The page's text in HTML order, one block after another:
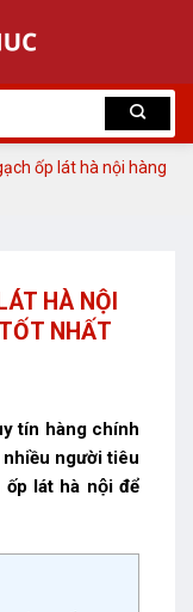
ốp lát hà nội hàng
HÀ NỘI
NHẤT
tín hàng chính
người tiêu
lát hà nội để